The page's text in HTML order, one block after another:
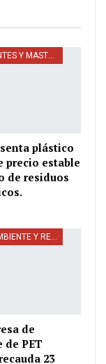
MASTERBATCHES
plástico
precio estable
de residuos
Y RECICLAJE
de
de PET
23